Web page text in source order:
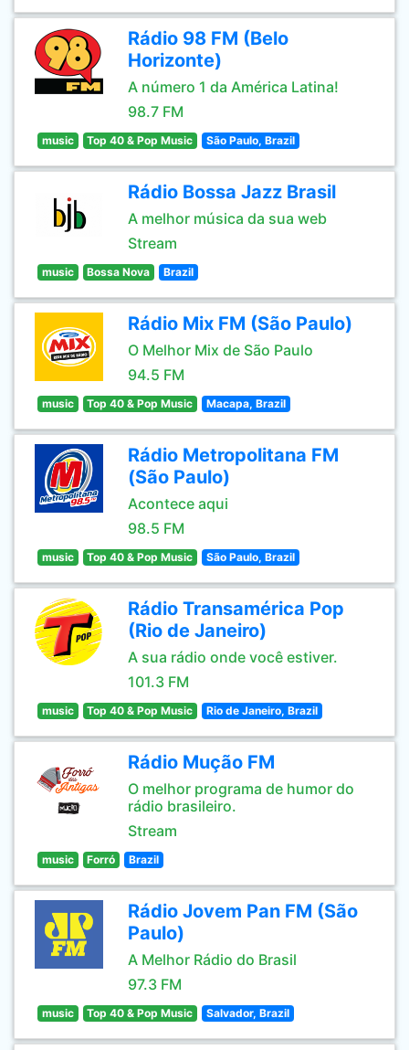
Rádio 98 FM (Belo
Horizonte)
A número 1 da América Latina!
98.7 FM
music Top 40 & Pop Music São Paulo, Brazil
Rádio Bossa Jazz Brasil
A melhor música da sua web
Stream
music Bossa Nova Brazil
Rádio Mix FM (São Paulo)
O Melhor Mix de São Paulo
94.5 FM
music Top 40 & Pop Music Macapa, Brazil
Rádio Metropolitana FM
(São Paulo)
Acontece aqui
98.5 FM
music Top 40 & Pop Music São Paulo, Brazil
Rádio Transamérica Pop
(Rio de Janeiro)
A sua rádio onde você estiver.
101.3 FM
music Top 40 & Pop Music Rio de Janeiro, Brazil
Rádio Mução FM
O melhor programa de humor do
rádio brasileiro.
Stream
music Forró Brazil
Rádio Jovem Pan FM (São
Paulo)
A Melhor Rádio do Brasil
97.3 FM
music Top 40 & Pop Music Salvador, Brazil